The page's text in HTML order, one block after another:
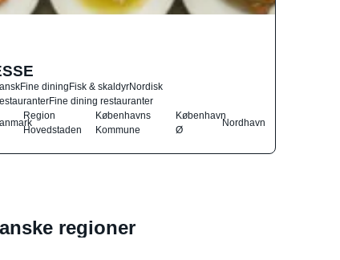
Fine diningFisk & skaldyrNordisk
Fine dining restauranter
Region
Hovedstaden
Københavns
Kommune
København
Ø
Nordhavn
regioner